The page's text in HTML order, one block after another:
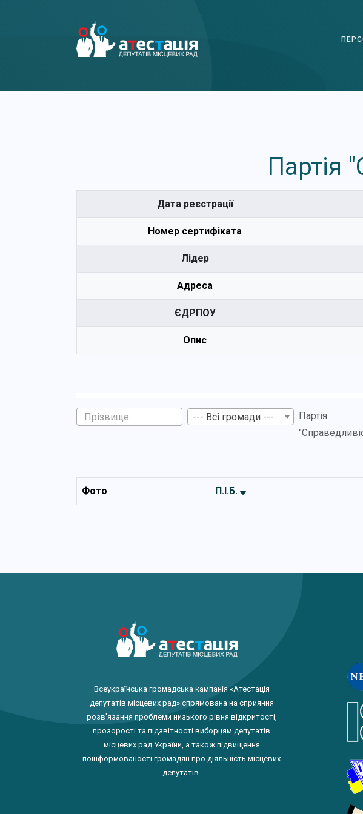
Партія
Дата реєстрації
Номер сертифіката
Лідер
Адреса
ЄДРПОУ
Опис
--- Всі громади ---
Партія
Фото П.І.Б.
Всеукраїнська громадська кампанія «Атестація
депутатів місцевих рад» спрямована на сприяння
розв'язання проблеми низького рівня відкритості,
прозорості та підзвітності виборцям депутатів
місцевих рад України, а також підвищення
поінформованості громадян про діяльність місцевих
депутатів.